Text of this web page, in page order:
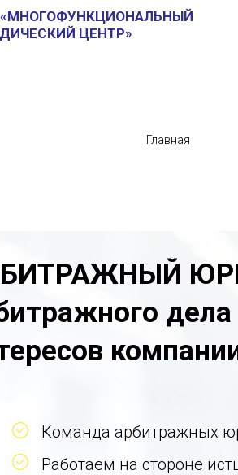
ЦЕНТР»
Главная
Команда арбитражных
Работаем на стороне